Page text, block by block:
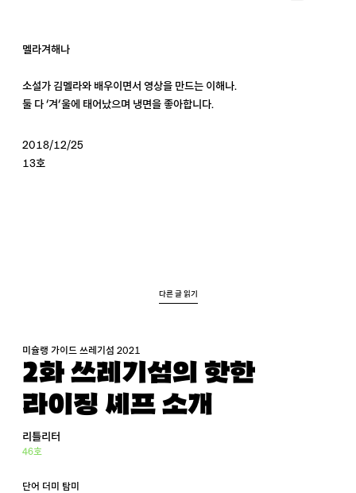
멜라겨해나
소설가 김멜라와 배우이면서 영상을 만드는 이해나.
둘 다 ‘겨’울에 태어났으며 냉면을 좋아합니다.
2018/12/25
13호
다른 글 읽기
미슐랭 가이드 쓰레기섬 2021
2화 쓰레기섬의 핫한
라이징 셰프 소개
리틀리터
46호
단어 더미 탐미